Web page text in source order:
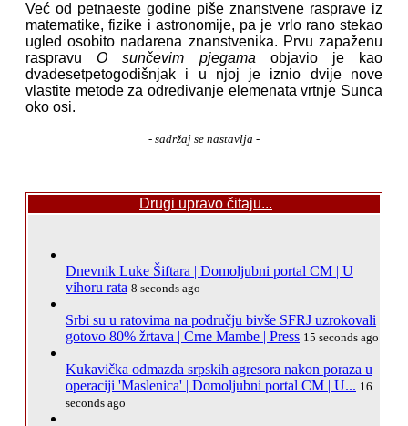
Već od petnaeste godine piše znanstvene rasprave iz
matematike, fizike i astronomije, pa je vrlo rano stekao
ugled osobito nadarena znanstvenika. Prvu zapaženu
raspravuO sunčevim pjegamaobjavio je kao
dvadesetpetogodišnjak i u njoj je iznio dvije nove
vlastite metode za određivanje elemenata vrtnje Sunca
oko osi.
- sadržaj se nastavlja -
Drugi upravo čitaju...
Dnevnik Luke Šiftara | Domoljubni portal CM | U
vihoru rata 8 seconds ago
Srbi su u ratovima na području bivše SFRJ uzrokovali
gotovo 80% žrtava | Crne Mambe | Press 15 seconds ago
Kukavička odmazda srpskih agresora nakon poraza u
operaciji 'Maslenica' | Domoljubni portal CM | U... 16
seconds ago